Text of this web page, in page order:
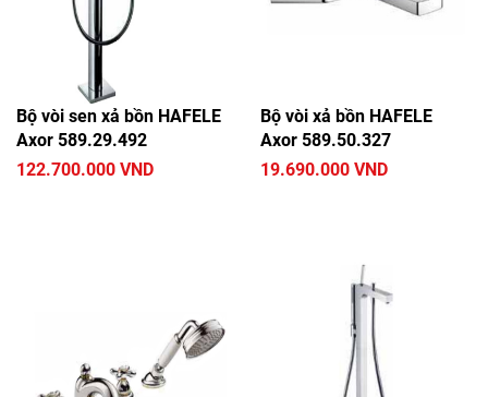
Bộ vòi sen xả bồn HAFELE
Axor 589.29.492
122.700.000 VND
Bộ vòi xả bồn HAFELE
Axor 589.50.327
19.690.000 VND